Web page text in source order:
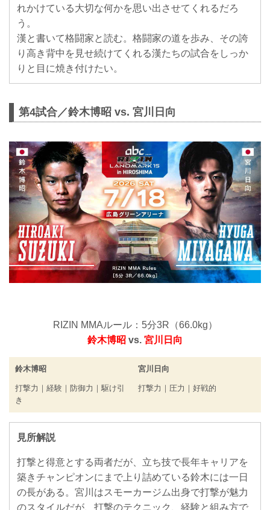
れかけている大切な何かを思い出させてくれるだろ
う。
漢と書いて格闘家と読む。格闘家の道を歩み、その誇
り高き背中を見せ続けてくれる漢たちの試合をしっか
りと目に焼き付けたい。
第4試合／鈴木博昭 vs. 宮川日向
RIZIN MMAルール：5分3R（66.0kg）
鈴木博昭 vs. 宮川日向
鈴木博昭
打撃力｜経験｜防御力｜駆け引
き
宮川日向
打撃力｜圧力｜好戦的
見所解説
打撃と得意とする両者だが、立ち技で長年キャリアを
築きチャンピオンにまで上り詰めている鈴木には一日
の長がある。宮川はスモーカージム出身で打撃が魅力
のスタイルだが、打撃のテクニック、経験と組み方で